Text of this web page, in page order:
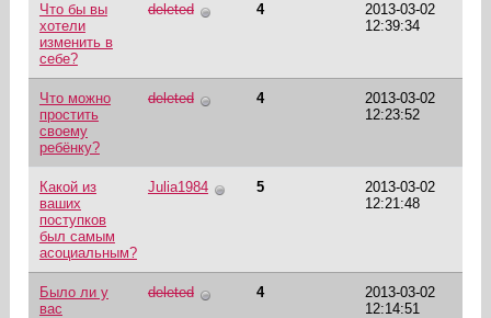
Что бы вы
хотели
изменить в
себе?
deleted 4
2013-03-02
12:39:34
Что можно
простить
своему
ребёнку?
deleted 4
2013-03-02
12:23:52
Какой из
ваших
поступков
был самым
асоциальным?
Julia1984 5
2013-03-02
12:21:48
Было ли у
вас
deleted 4
2013-03-02
12:14:51